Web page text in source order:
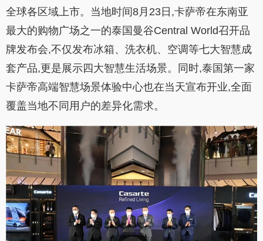
全球各区域上市。当地时间8月23日,卡萨帝在东南亚
最大的购物广场之一的泰国曼谷Central World召开品
牌发布会,不仅发布冰箱、洗衣机、空调等七大智慧成
套产品,更是展示四大智慧生活场景。同时,泰国第一家
卡萨帝高端智慧场景体验中心也在当天宣布开业,全面
覆盖当地不同用户的差异化需求。